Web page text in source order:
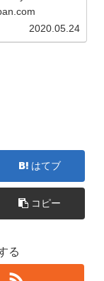
2020.05.24
はてブ
コピー
る